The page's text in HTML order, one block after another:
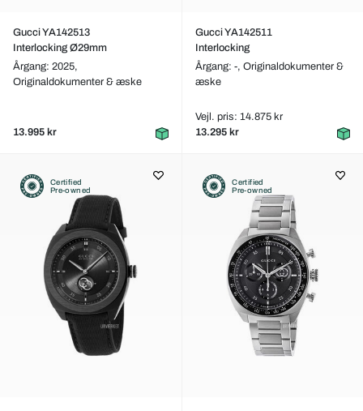
Gucci YA142513
Interlocking Ø29mm
Årgang: 2025,
Originaldokumenter & æske
13.995 kr
Gucci YA142511
Interlocking
Årgang: -, Originaldokumenter &
æske
Vejl. pris: 14.875 kr
13.295 kr
Certified
Pre-owned
Certified
Pre-owned